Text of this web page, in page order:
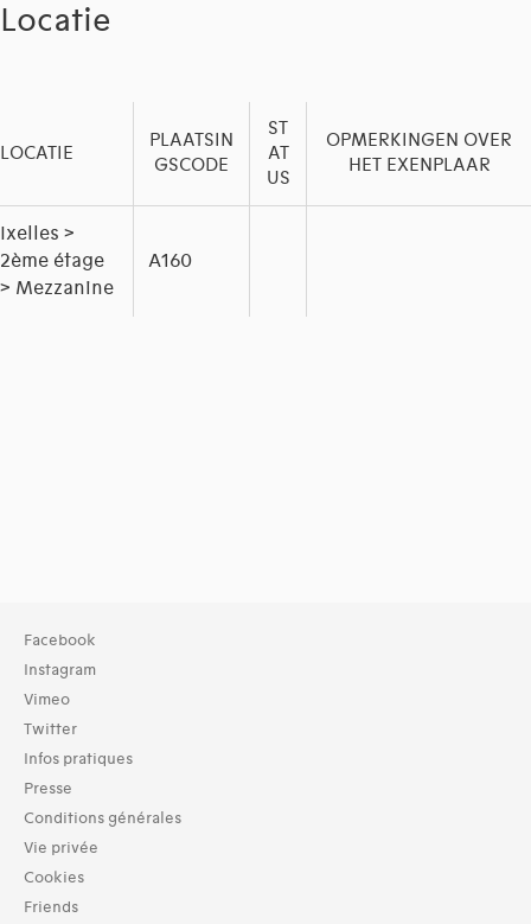
Locatie
LOCATIE
PLAATSIN
GSCODE
ST
AT
US
OPMERKINGEN OVER
HET EXENPLAAR
Ixelles >
2ème étage
> Mezzanine
A160
Facebook
Instagram
Vimeo
Twitter
Infos pratiques
Presse
Conditions générales
Vie privée
Cookies
Friends